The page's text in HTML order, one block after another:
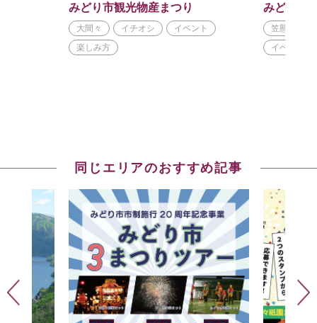
みどり市観光物産まつり
大間々 イチオシ
イベント
楽しみ方
みどり市
笠懸
イベント
同じエリアのおすすめ記事